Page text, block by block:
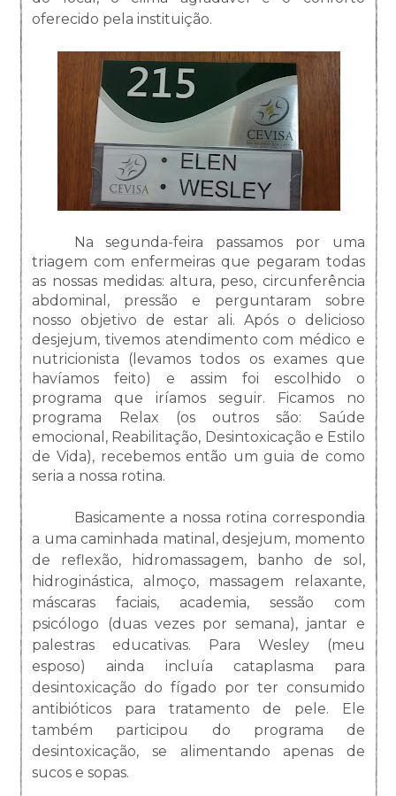
oferecido pela instituição.
Na segunda-feira passamos por uma
triagem com enfermeiras que pegaram todas
as nossas medidas: altura, peso, circunferência
abdominal, pressão e perguntaram sobre
nosso objetivo de estar ali. Após o delicioso
desjejum, tivemos atendimento com médico e
nutricionista (levamos todos os exames que
havíamos feito) e assim foi escolhido o
programa que iríamos seguir. Ficamos no
programa Relax (os outros são: Saúde
emocional, Reabilitação, Desintoxicação e Estilo
de Vida), recebemos então um guia de como
seria a nossa rotina.
Basicamente a nossa rotina correspondia
a uma caminhada matinal, desjejum, momento
de reflexão, hidromassagem, banho de sol,
hidroginástica, almoço, massagem relaxante,
máscaras faciais, academia, sessão com
psicólogo (duas vezes por semana), jantar e
palestras educativas. Para Wesley (meu
esposo) ainda incluía cataplasma para
desintoxicação do fígado por ter consumido
antibióticos para tratamento de pele. Ele
também participou do programa de
desintoxicação, se alimentando apenas de
sucos e sopas.